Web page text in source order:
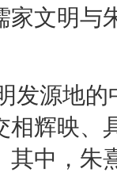
家文明与
发源地
相辉映、
其中，朱